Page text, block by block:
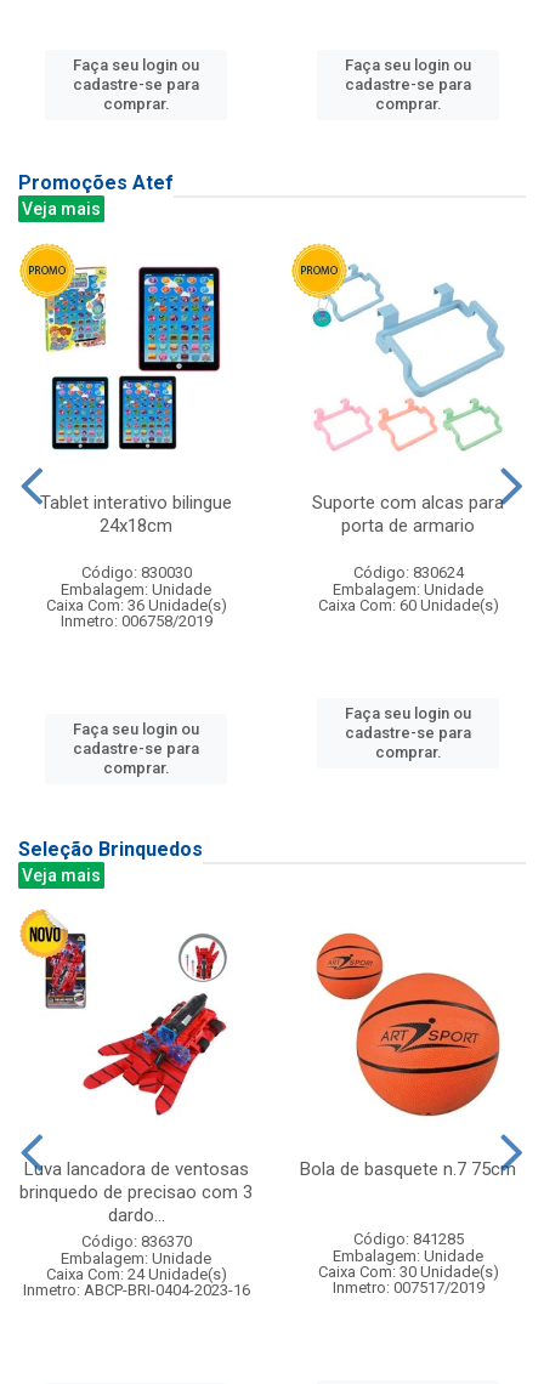
Faça seu login ou
cadastre-se para
comprar.
Faça seu login ou
cadastre-se para
comprar.
Promoções Atef
Veja mais
Tablet interativo bilingue
24x18cm
Código: 830030
Embalagem: Unidade
Caixa Com: 36 Unidade(s)
Inmetro: 006758/2019
Faça seu login ou
cadastre-se para
comprar.
Suporte com alcas para
porta de armario
Código: 830624
Embalagem: Unidade
Caixa Com: 60 Unidade(s)
Faça seu login ou
cadastre-se para
comprar.
Seleção Brinquedos
Veja mais
Luva lancadora de ventosas
brinquedo de precisao com 3
dardo...
Código: 836370
Embalagem: Unidade
Caixa Com: 24 Unidade(s)
Inmetro: ABCP-BRI-0404-2023-16
Bola de basquete n.7 75cm
Código: 841285
Embalagem: Unidade
Caixa Com: 30 Unidade(s)
Inmetro: 007517/2019